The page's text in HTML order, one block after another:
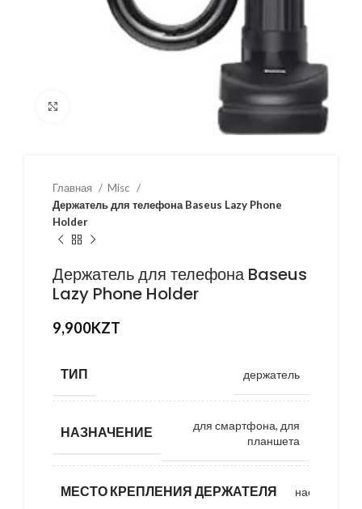
Главная
Misc
Держатель для телефона Baseus Lazy Phone
Holder
Держатель для телефона Baseus
Lazy Phone Holder
9,900KZT
ТИП держатель
НАЗНАЧЕНИЕ
для смартфона, для
планшета
МЕСТО КРЕПЛЕНИЯ ДЕРЖАТЕЛЯ настольное